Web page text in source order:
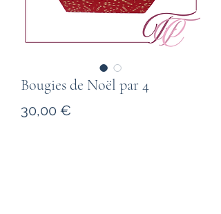
Bougies de Noël par 4
30,00 €